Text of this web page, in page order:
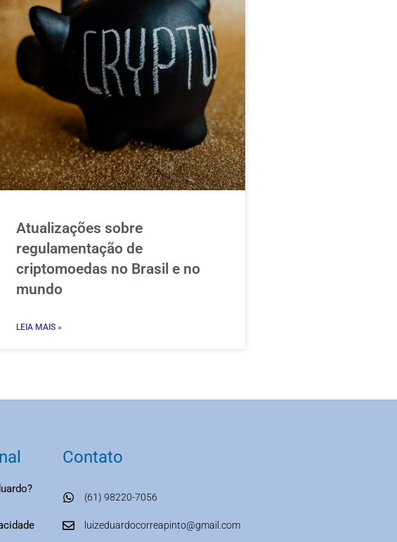
Atualizações sobre
regulamentação de
criptomoedas no Brasil e no
mundo
LEIA MAIS »
Contato
(61) 98220-7056
luizeduardocorreapinto@gmail.com